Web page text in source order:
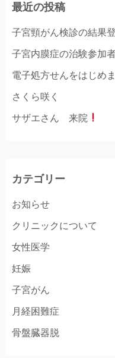
最近の投稿
子宮頸がん検診の結果
子宮内膜症の治験参加
電子処方せんをはじめ
さくら咲く
サザエさん 来院
カテゴリー
お知らせ
クリニックについて
女性医学
妊娠
子宮がん
月経困難症
骨盤臓器脱